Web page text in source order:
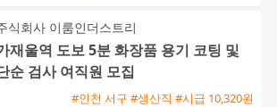
식회사 이룸인더스트리
재울역 도보 5분 화장품 용기 코팅 및
순 검사 여직원 모집
#인천 서구 #생산직 #시급 10,320원